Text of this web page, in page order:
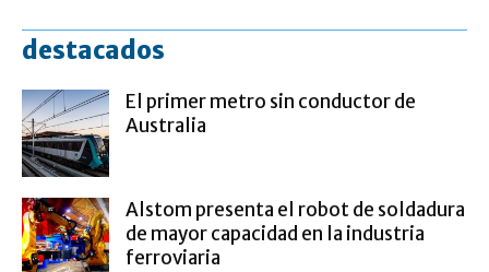
destacados
El primer metro sin conductor de
Australia
Alstom presenta el robot de soldadura
de mayor capacidad en la industria
ferroviaria